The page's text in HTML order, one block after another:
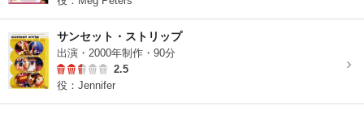
サンセット・ストリップ
出演・2000年制作・90分
2.5
役：Jennifer